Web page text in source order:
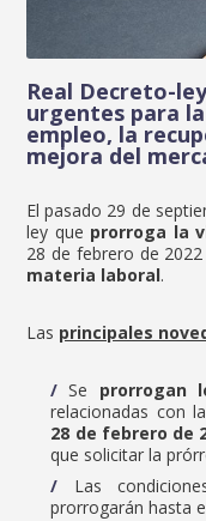
Real Decreto-
urgentes para
empleo, la
mejora del
El pasado 29 de
ley que prorroga la
28 de febrero de
materia laboral.
Las principales
Se prorrogan
relacionadas con
28 de febrero de
que solicitar la
Las
prorrogarán hasta